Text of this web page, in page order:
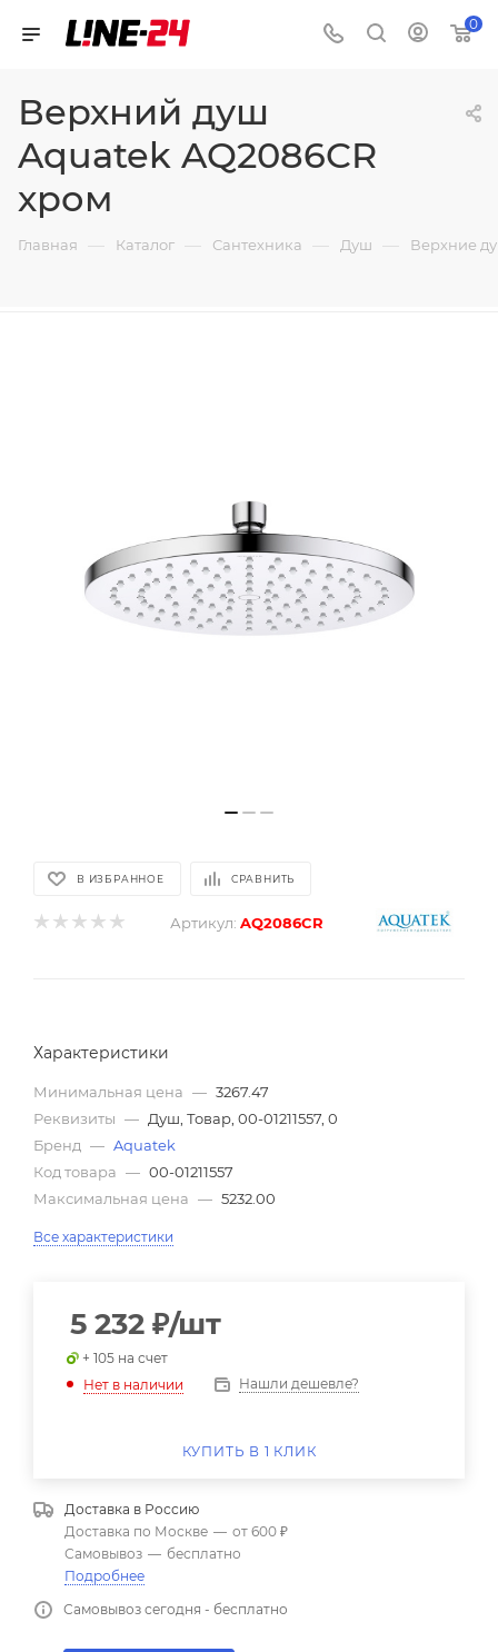
0
Верхний душ
Aquatek AQ2086CR
хром
Главная — Каталог — Сантехника — Душ — Верхние
В ИЗБРАННОЕ СРАВНИТЬ
Артикул: AQ2086CR
Характеристики
Минимальная цена — 3267.47
Реквизиты — Душ, Товар, 00-01211557, 0
Бренд — Aquatek
Код товара — 00-01211557
Максимальная цена — 5232.00
Все характеристики
5 232 ₽/шт
+ 105 на счет
Нет в наличии
Нашли дешевле?
КУПИТЬ В 1 КЛИК
Доставка в Россию
Доставка по Москве — от 600 ₽
Самовывоз — бесплатно
Подробнее
Самовывоз сегодня - бесплатно